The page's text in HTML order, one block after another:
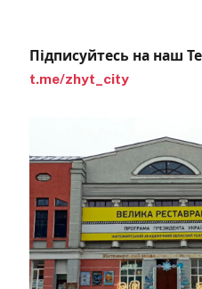
Підписуйтесь на наш
t.me/zhyt_city